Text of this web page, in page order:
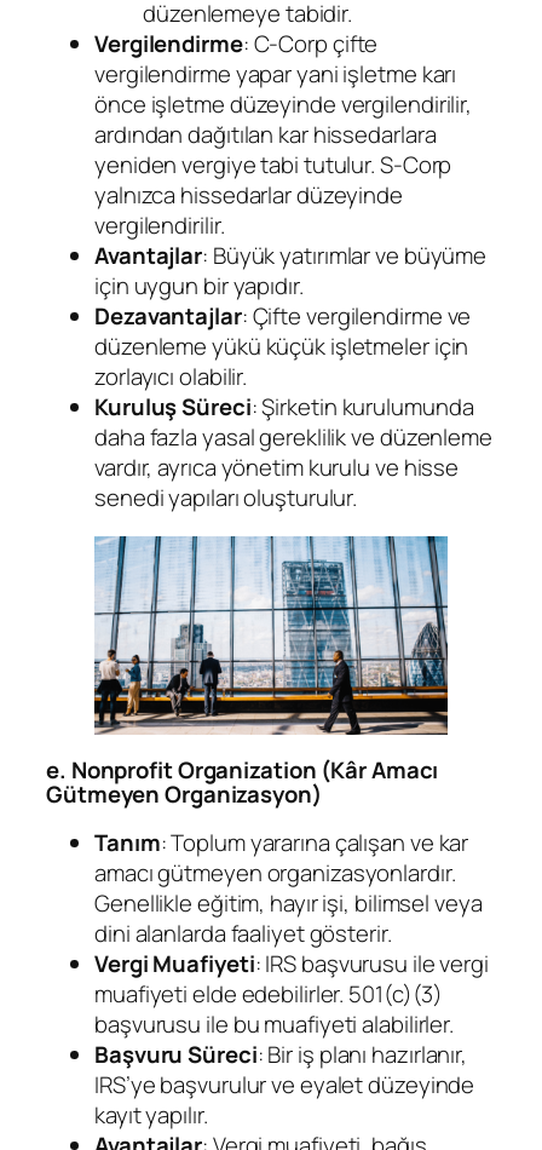
düzenlemeye tabidir.
Vergilendirme: C-Corp çifte
vergilendirme yapar yani işletme karı
önce işletme düzeyinde vergilendirilir,
ardından dağıtılan kar hissedarlara
yeniden vergiye tabi tutulur. S-Corp
yalnızca hissedarlar düzeyinde
vergilendirilir.
Avantajlar: Büyük yatırımlar ve büyüme
için uygun bir yapıdır.
Dezavantajlar: Çifte vergilendirme ve
düzenleme yükü küçük işletmeler için
zorlayıcı olabilir.
Kuruluş Süreci: Şirketin kurulumunda
daha fazla yasal gereklilik ve düzenleme
vardır, ayrıca yönetim kurulu ve hisse
senedi yapıları oluşturulur.
e. Nonprofit Organization (Kâr Amacı
Gütmeyen Organizasyon)
Tanım: Toplum yararına çalışan ve kar
amacı gütmeyen organizasyonlardır.
Genellikle eğitim, hayır işi, bilimsel veya
dini alanlarda faaliyet gösterir.
Vergi Muafiyeti: IRS başvurusu ile vergi
muafiyeti elde edebilirler. 501(c)(3)
başvurusu ile bu muafiyeti alabilirler.
Başvuru Süreci: Bir iş planı hazırlanır,
IRS’ye başvurulur ve eyalet düzeyinde
kayıt yapılır.